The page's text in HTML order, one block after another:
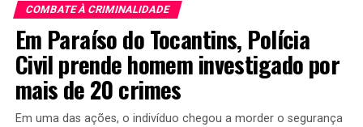
COMBATE À CRIMINALIDADE
Em Paraíso do Tocantins, Polícia
Civil prende homem investigado por
mais de 20 crimes
Em uma das ações, o indivíduo chegou a morder o segurança